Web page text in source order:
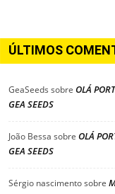
ÚLTIMOS
GeaSeeds sobre OLÁ
GEA SEEDS
João Bessa sobre OLÁ
GEA SEEDS
Sérgio nascimentosobre